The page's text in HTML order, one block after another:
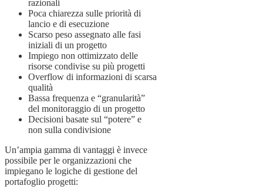
razionali
Poca chiarezza sulle priorità di
lancio e di esecuzione
Scarso peso assegnato alle fasi
iniziali di un progetto
Impiego non ottimizzato delle
risorse condivise su più progetti
Overflow di informazioni di scarsa
qualità
Bassa frequenza e “granularità”
del monitoraggio di un progetto
Decisioni basate sul “potere” e
non sulla condivisione
Un’ampia gamma di vantaggi è invece
possibile per le organizzazioni che
impiegano le logiche di gestione del
portafoglio progetti: